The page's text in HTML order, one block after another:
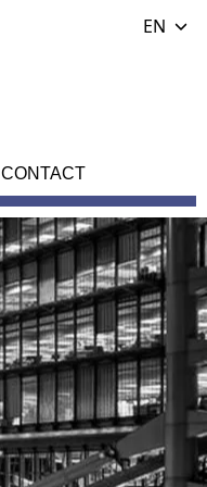
EN
CONTACT